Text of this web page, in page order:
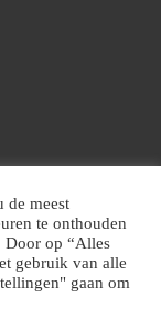
de meest
te onthouden
Door op “Alles
gebruik van alle
gaan om